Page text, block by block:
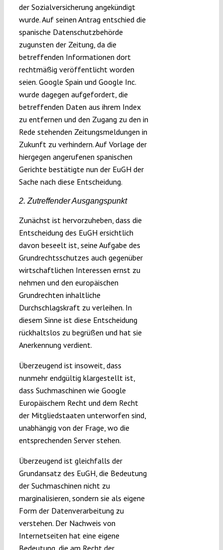
der Sozialversicherung angekündigt
wurde. Auf seinen Antrag entschied die
spanische Datenschutzbehörde
zugunsten der Zeitung, da die
betreffenden Informationen dort
rechtmäßig veröffentlicht worden
seien. Google Spain und Google Inc.
wurde dagegen aufgefordert, die
betreffenden Daten aus ihrem Index
zu entfernen und den Zugang zu den in
Rede stehenden Zeitungsmeldungen in
Zukunft zu verhindern. Auf Vorlage der
hiergegen angerufenen spanischen
Gerichte bestätigte nun der EuGH der
Sache nach diese Entscheidung.
2. Zutreffender Ausgangspunkt
Zunächst ist hervorzuheben, dass die
Entscheidung des EuGH ersichtlich
davon beseelt ist, seine Aufgabe des
Grundrechtsschutzes auch gegenüber
wirtschaftlichen Interessen ernst zu
nehmen und den europäischen
Grundrechten inhaltliche
Durchschlagskraft zu verleihen. In
diesem Sinne ist diese Entscheidung
rückhaltslos zu begrüßen und hat sie
Anerkennung verdient.
Überzeugend ist insoweit, dass
nunmehr endgültig klargestellt ist,
dass Suchmaschinen wie Google
Europäischem Recht und dem Recht
der Mitgliedstaaten unterworfen sind,
unabhängig von der Frage, wo die
entsprechenden Server stehen.
Überzeugend ist gleichfalls der
Grundansatz des EuGH, die Bedeutung
der Suchmaschinen nicht zu
marginalisieren, sondern sie als eigene
Form der Datenverarbeitung zu
verstehen. Der Nachweis von
Internetseiten hat eine eigene